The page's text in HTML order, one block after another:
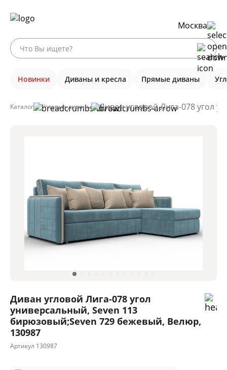
Москва
Новинки Диваны и кресла Прямые диваны
Каталог Угловые диваны Диван угловой Лига-078 угол
Диван угловой Лига-078 угол
универсальный, Seven 113
бирюзовый;Seven 729 бежевый, Велюр,
130987
Артикул 130987